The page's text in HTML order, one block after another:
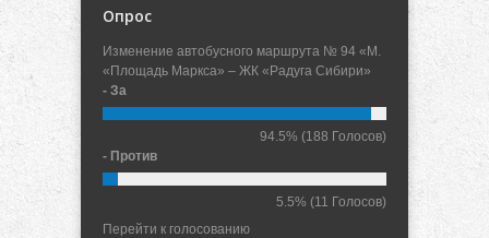
Опрос
Изменение автобусного маршрута № 94 «М.
«Площадь Маркса» – ЖК «Радуга Сибири»
- За
94.5% (188 Голосов)
- Против
5.5% (11 Голосов)
Перейти к голосованию